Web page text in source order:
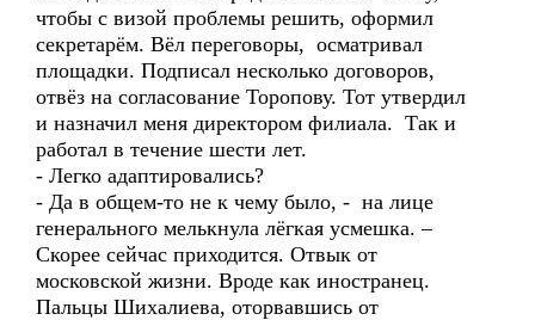
чтобы с визой проблемы решить, оформил
секретарём. Вёл переговоры, осматривал
площадки. Подписал несколько договоров,
отвёз на согласование Торопову. Тот утвердил
и назначил меня директором филиала. Так и
работал в течение шести лет.
- Легко адаптировались?
- Да в общем-то не к чему было, - на лице
генерального мелькнула лёгкая усмешка. –
Скорее сейчас приходится. Отвык от
московской жизни. Вроде как иностранец.
Пальцы Шихалиева, оторвавшись от